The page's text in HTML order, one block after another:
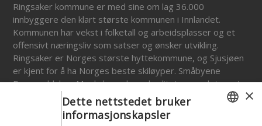
Ringsaker kommune er med sine om lag 36.000
innbyggere den klart største kommunen i Innlandet.
Kommunen har vekst i folketall og arbeidsplasser og et
offensivt næringsliv som satser og ønsker utvikling.
Ringsaker er Norges største hyttekommune, og Sjusjøen
er kjent for å ha Norges beste skiløyper. Småbyene
Brumunddal og Moelv har urbane kvaliteter, og det er et
mangfoldig botilbud i hele kommunen. Det er gode
oppvekstmiljøer, god barnehagedekning og en satsing på
økt læringsutbytte i skolen. Mjøsa og det vakre
×
Dette nettstedet bruker
informasjonskapsler